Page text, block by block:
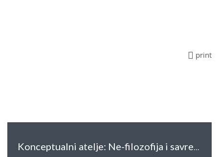
print
Konceptualni atelje: Ne-filozofija i savremena umetnost